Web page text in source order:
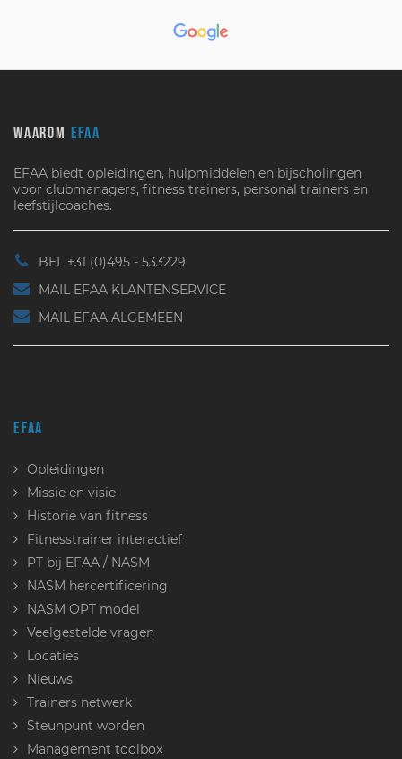
WAAROM EFAA
EFAA biedt opleidingen, hulpmiddelen en bijscholingen
voor clubmanagers, fitness trainers, personal trainers en
leefstijlcoaches.
BEL +31 (0)495 - 533229
MAIL EFAA KLANTENSERVICE
MAIL EFAA ALGEMEEN
EFAA
Opleidingen
Missie en visie
Historie van fitness
Fitnesstrainer interactief
PT bij EFAA / NASM
NASM hercertificering
NASM OPT model
Veelgestelde vragen
Locaties
Nieuws
Trainers netwerk
Steunpunt worden
Management toolbox